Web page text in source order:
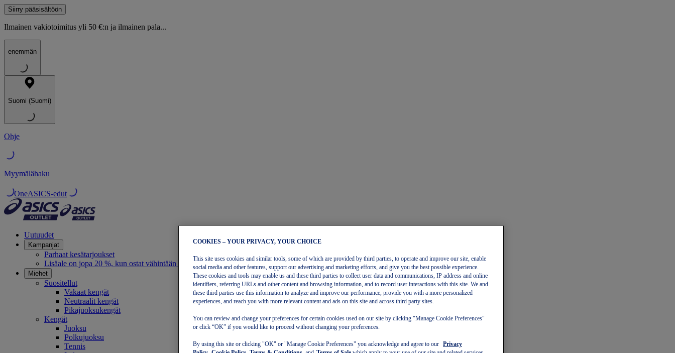
Siirry pääsisältöön
Ilmainen vakiotoimitus yli 50 €:n ja ilmainen pala...
enemmän
Suomi (Suomi)
Ohje
Myymälähaku
OneASICS-edut
Uutuudet
Kampanjat
Parhaat kesätarjoukset
Lisäale on jopa 20 %, kun ostat vähintään 30 eurolla
Miehet
Suositellut
Vakaat kengät
Neutraalit kengät
Pikajuoksukengät
Kengät
Juoksu
Polkujuoksu
Tennis
COOKIES – YOUR PRIVACY, YOUR CHOICE
This site uses cookies and similar tools, some of which are provided by third parties, to operate and improve our site, enable
social media and other features, support our advertising and marketing efforts, and give you the best possible experience.
These cookies and tools may enable us and these third parties to collect user data and communications, IP address and online
identifiers, referring URLs and other content and browsing information, and to record user interactions with this site. We and
these third parties use this information to analyze and improve our performance, provide you with a more personalized
experiences, and reach you with more relevant content and ads on this site and across third party sites.
You can review and change your preferences for certain cookies used on our site by clicking "Manage Cookie Preferences"
or click “OK” if you would like to proceed without changing your preferences.
By using this site or clicking "OK" or "Manage Cookie Preferences" you acknowledge and agree to our
Privacy